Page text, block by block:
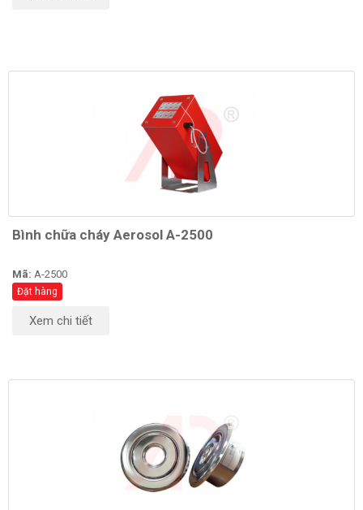
Bình chữa cháy Aerosol A-2500
Mã: A-2500
Đặt hàng
Xem chi tiết